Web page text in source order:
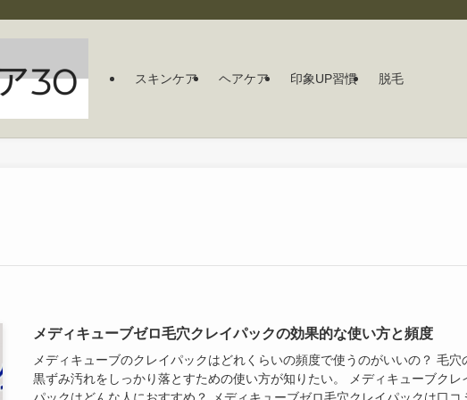
スキンケア ヘアケア 印象UP習慣 脱毛
メディキューブゼロ毛穴クレイパックの効果的な使い方と頻度
メディキューブのクレイパックはどれくらいの頻度で使うのがいいの？ 毛穴
黒ずみ汚れをしっかり落とすための使い方が知りたい。 メディキューブクレ